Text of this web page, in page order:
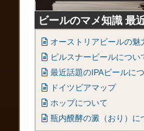
ビールのマメ知識 最
オーストリアビールの魅
ピルスナービールについ
最近話題のIPAビールに
ドイツビアマップ
ホップについて
瓶内醗酵の澱（おり）に